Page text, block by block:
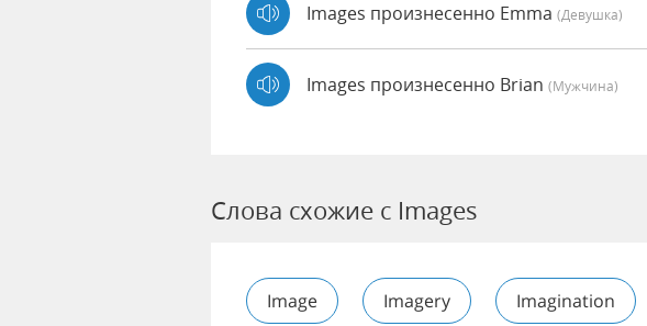
Images произнесенно Emma (девушка)
Images произнесенно Brian (мужчина)
Слова схожие с Images
Image Imagery Imagination